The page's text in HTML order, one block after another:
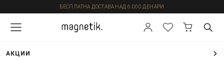
БЕСПЛАТНА ДОСТАВА НАД 6.000 ДЕНАРИ
АКЦИИ